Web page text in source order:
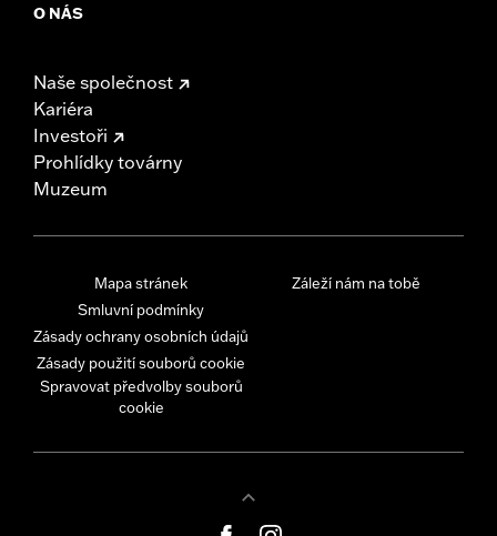
O NÁS
Naše společnost
Kariéra
Investoři
Prohlídky továrny
Muzeum
Mapa stránek
Smluvní podmínky
Zásady ochrany osobních údajů
Zásady použití souborů cookie
Spravovat předvolby souborů
cookie
Záleží nám na tobě